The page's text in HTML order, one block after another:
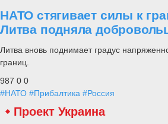
НАТО стягивает силы к
Литва подняла
Литва вновь поднимает градус
границ.
987 0 0
#НАТО #Прибалтика #Россия
Проект Украина